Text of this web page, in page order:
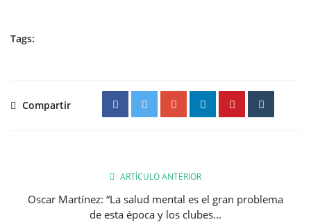
Tags:
Compartir
ARTÍCULO ANTERIOR
Oscar Martínez: “La salud mental es el gran problema
de esta época y los clubes...